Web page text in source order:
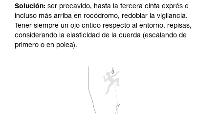
Solución: ser precavido, hasta la tercera cinta exprés e
incluso más arriba en rocódromo, redoblar la vigilancia.
Tener siempre un ojo crítico respecto al entorno, repisas,
considerando la elasticidad de la cuerda (escalando de
primero o en polea).